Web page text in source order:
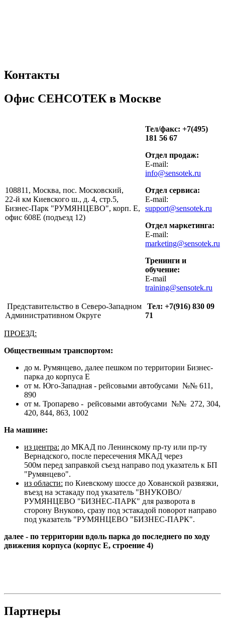
Контакты
Офис СЕНСОТЕК в Москве
108811, Москва, пос. Московский,
22-й км Киевского ш., д. 4, стр.5,
Бизнес-Парк "РУМЯНЦЕВО", корп. Е,
офис 608Е (подъезд 12)
Тел/факс: +7(495)
181 56 67
Отдел продаж:
E-mail:
info@sensotek.ru
Отдел сервиса:
E-mail:
support@sensotek.ru
Отдел маркетинга:
E-mail:
marketing@sensotek.ru
Тренинги и
обучение:
E-mail
training@sensotek.ru
Представительство в Северо-Западном
Административном Округе
Тел: +7(916) 830 09
71
ПРОЕЗД:
Общественным транспортом:
до м. Румянцево, далее пешком по территории Бизнес-
парка до корпуса E
от м. Юго-Западная - рейсовыми автобусами №№ 611,
890
от м. Тропарево - рейсовыми автобусами №№ 272, 304,
420, 844, 863, 1002
На машине:
из центра: до МКАД по Ленинскому пр-ту или пр-ту
Вернадского, после пересечения МКАД через
500м перед заправкой съезд направо под указатель к БП
"Румянцево".
из области: по Киевскому шоссе до Хованской развязки,
въезд на эстакаду под указатель "ВНУКОВО/
РУМЯНЦЕВО "БИЗНЕС-ПАРК" для разворота в
сторону Внуково, сразу под эстакадой поворот направо
под указатель "РУМЯНЦЕВО "БИЗНЕС-ПАРК".
далее - по территории вдоль парка до последнего по ходу
движения корпуса (корпус Е, строение 4)
Партнеры